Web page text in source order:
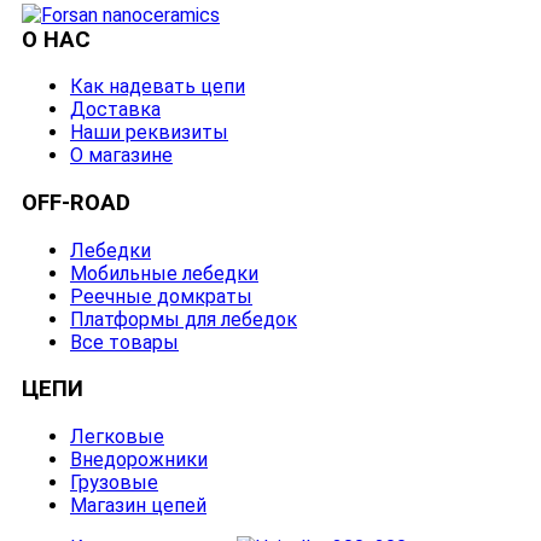
О НАС
Как надевать цепи
Доставка
Наши реквизиты
О магазине
OFF-ROAD
Лебедки
Мобильные лебедки
Реечные домкраты
Платформы для лебедок
Все товары
ЦЕПИ
Легковые
Внедорожники
Грузовые
Магазин цепей